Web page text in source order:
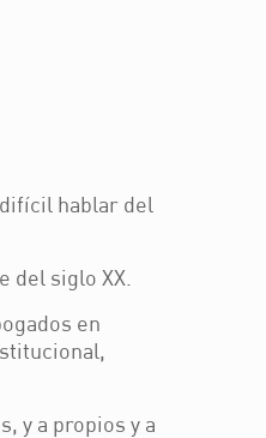
hablar del
del siglo XX.
en
y a propios y a